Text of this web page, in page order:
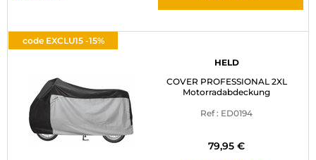
code EXCLU15 -15%
HELD
COVER PROFESSIONAL 2XL
Motorradabdeckung
Ref : ED0194
79,95 €